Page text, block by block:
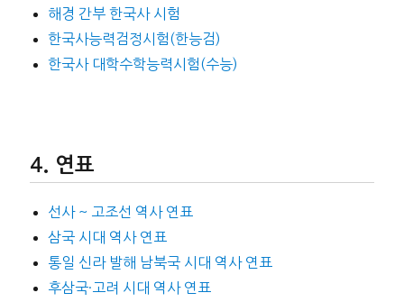
해경 간부 한국사 시험
한국사능력검정시험(한능검)
한국사 대학수학능력시험(수능)
연표
선사 ~ 고조선 역사 연표
삼국 시대 역사 연표
통일 신라 발해 남북국 시대 역사 연표
후삼국·고려 시대 역사 연표